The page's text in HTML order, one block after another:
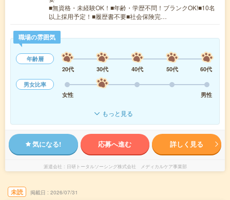
■無資格・未経験OK！■年齢・学歴不問！ブランクOK!■10名
以上採用予定！■履歴書不要■社会保険完…
職場の雰囲気
年齢層
20代
30代 40代 50代
60代
男女比率
女性
男性
もっと見る
気になる! 応募へ進む 詳しく見る
派遣会社 日研トータルソーシング株式会社 メディカルケア事業部
未読 掲載日 2026/07/31